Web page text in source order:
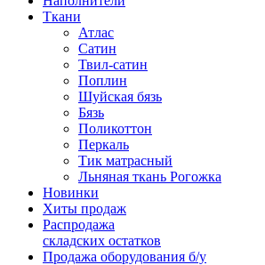
Ткани
Атлас
Сатин
Твил-сатин
Поплин
Шуйская бязь
Бязь
Поликоттон
Перкаль
Тик матрасный
Льняная ткань Рогожка
Новинки
Хиты продаж
Распродажа
складских остатков
Продажа оборудования б/у